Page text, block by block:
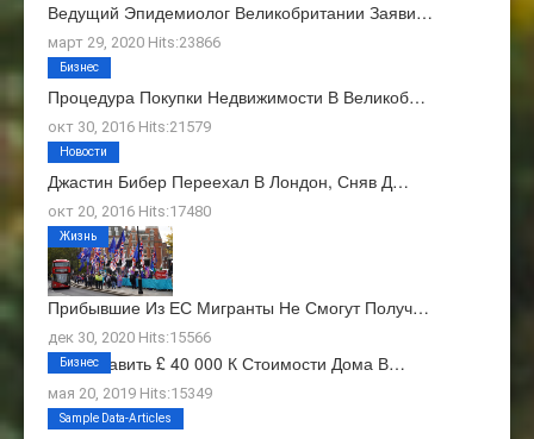
Ведущий Эпидемиолог Великобритании Заяви…
март 29, 2020 Hits:23866
Процедура Покупки Недвижимости В Великоб…
окт 30, 2016 Hits:21579
Бизнес
Джастин Бибер Переехал В Лондон, Сняв Д…
окт 20, 2016 Hits:17480
Новости
Прибывшие Из ЕС Мигранты Не Смогут Получ…
дек 30, 2020 Hits:15566
Жизнь
Как Добавить £ 40 000 К Стоимости Дома В…
мая 20, 2019 Hits:15349
Бизнес
О Нас
Sample Data-Articles